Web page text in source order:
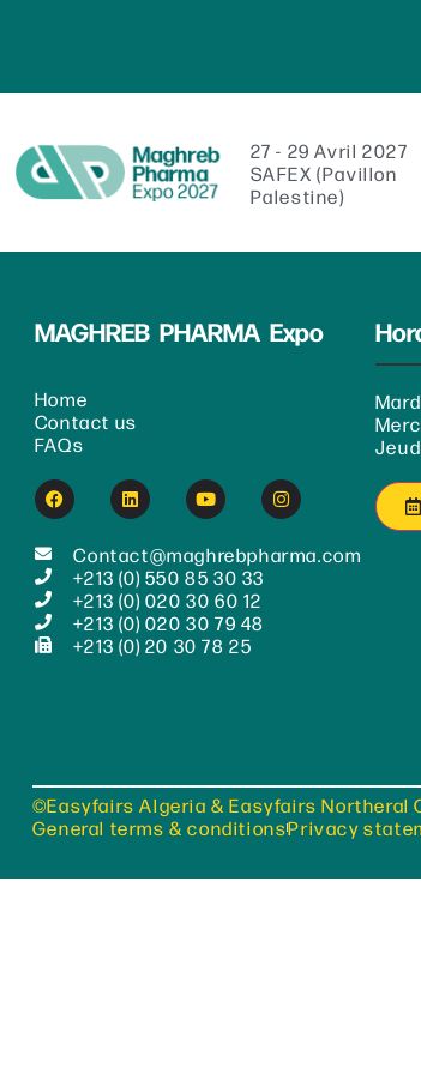
27 - 29 Avril 2027
SAFEX (Pavillon
Palestine)
MAGHREB PHARMA Expo
Home
Contact us
FAQs
Contact@maghrebpharma.com
+213 (0) 550 85 30 33
+213 (0) 020 30 60 12
+213 (0) 020 30 79 48
+213 (0) 20 30 78 25
©Easyfairs Algeria & Easyfairs Northeral
General terms & conditionsPrivacy